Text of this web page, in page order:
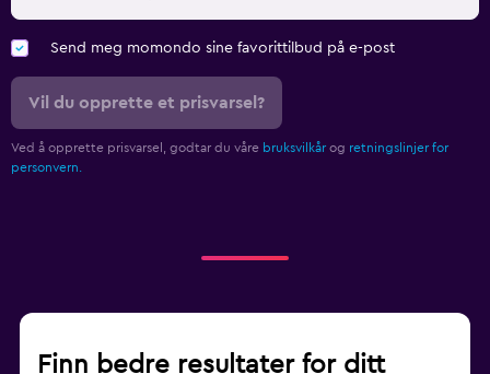
Send meg momondo sine favorittilbud på e-post
Vil du opprette et prisvarsel?
Ved å opprette prisvarsel, godtar du våre bruksvilkår og retningslinjer for
personvern.
Finn bedre resultater for ditt